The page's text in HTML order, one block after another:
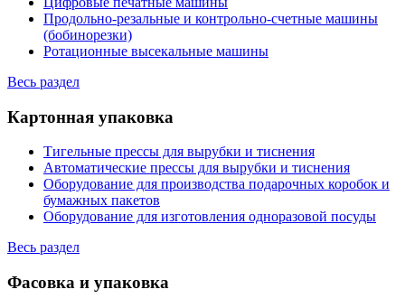
Продольно-резальные и контрольно-счетные машины
(бобинорезки)
Ротационные высекальные машины
Весь раздел
Картонная упаковка
Тигельные прессы для вырубки и тиснения
Автоматические прессы для вырубки и тиснения
Оборудование для производства подарочных коробок и
бумажных пакетов
Оборудование для изготовления одноразовой посуды
Весь раздел
Фасовка и упаковка